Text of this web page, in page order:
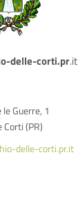
delle-corti.pr.it
Guerre, 1
(PR)
delle-corti.pr.it